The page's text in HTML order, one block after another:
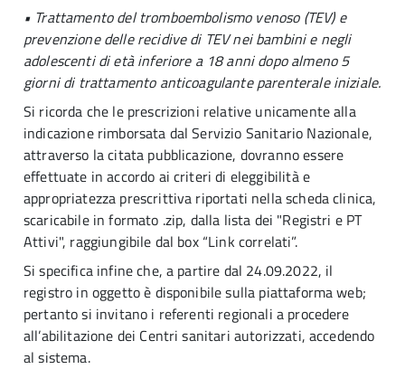
• Trattamento del tromboembolismo venoso (TEV) e
prevenzione delle recidive di TEV nei bambini e negli
adolescenti di età inferiore a 18 anni dopo almeno 5
giorni di trattamento anticoagulante parenterale iniziale.
Si ricorda che le prescrizioni relative unicamente alla
indicazione rimborsata dal Servizio Sanitario Nazionale,
attraverso la citata pubblicazione, dovranno essere
effettuate in accordo ai criteri di eleggibilità e
appropriatezza prescrittiva riportati nella scheda clinica,
scaricabile in formato .zip, dalla lista dei "Registri e PT
Attivi", raggiungibile dal box “Link correlati”.
Si specifica infine che, a partire dal 24.09.2022, il
registro in oggetto è disponibile sulla piattaforma web;
pertanto si invitano i referenti regionali a procedere
all’abilitazione dei Centri sanitari autorizzati, accedendo
al sistema.